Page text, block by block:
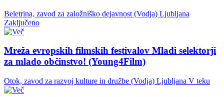
Beletrina, zavod za založniško dejavnost (Vodja) Ljubljana
Zaključeno
Mreža evropskih filmskih festivalov Mladi selektorji
za mlado občinstvo! (Young4Film)
Otok, zavod za razvoj kulture in družbe (Vodja) Ljubljana V teku